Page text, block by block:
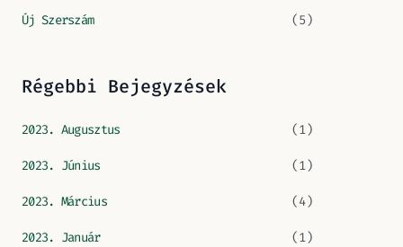
Új Szerszám (5)
Régebbi Bejegyzések
2023. Augusztus (1)
2023. Június (1)
2023. Március (4)
2023. Január (1)